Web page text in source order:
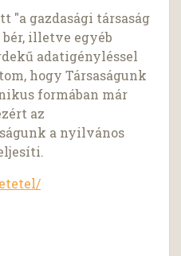
"a gazdasági társaság
illetve egyéb
adatigényléssel
hogy Társaságunk
formában már
az
a nyilvános